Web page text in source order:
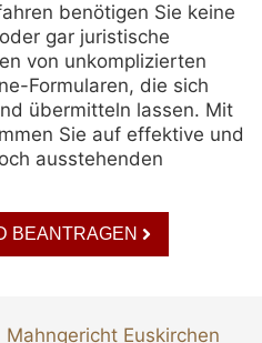
benötigen Sie keine
gar juristische
von unkomplizierten
Formularen, die sich
übermitteln lassen. Mit
Sie auf effektive und
ausstehenden
BEANTRAGEN
Mahngericht Euskirchen